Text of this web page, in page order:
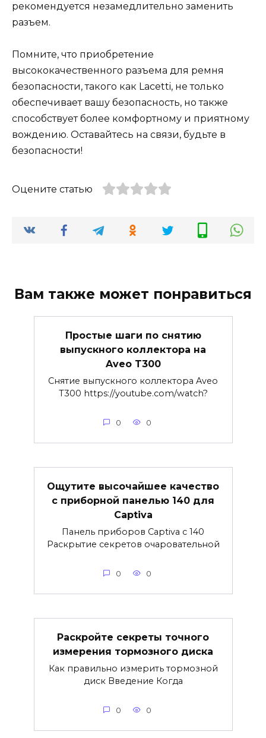
рекомендуется незамедлительно заменить
разъем.
Помните, что приобретение
высококачественного разъема для ремня
безопасности, такого как Lacetti, не только
обеспечивает вашу безопасность, но также
способствует более комфортному и приятному
вождению. Оставайтесь на связи, будьте в
безопасности!
Оцените статью
Вам также может понравиться
Простые шаги по снятию
выпускного коллектора на
Aveo T300
Снятие выпускного коллектора Aveo
T300 https://youtube.com/watch?
0 0
Ощутите высочайшее качество
с приборной панелью 140 для
Captiva
Панель приборов Captiva с 140
Раскрытие секретов очаровательной
0 0
Раскройте секреты точного
измерения тормозного диска
Как правильно измерить тормозной
диск Введение Когда
0 0